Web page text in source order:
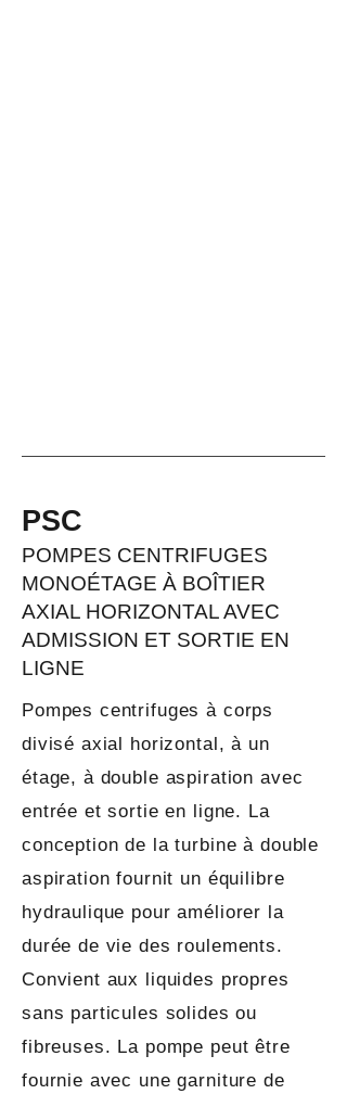
PSC
POMPES CENTRIFUGES
MONOÉTAGE À BOÎTIER
AXIAL HORIZONTAL AVEC
ADMISSION ET SORTIE EN
LIGNE
Pompes centrifuges à corps
divisé axial horizontal, à un
étage, à double aspiration avec
entrée et sortie en ligne. La
conception de la turbine à double
aspiration fournit un équilibre
hydraulique pour améliorer la
durée de vie des roulements.
Convient aux liquides propres
sans particules solides ou
fibreuses. La pompe peut être
fournie avec une garniture de